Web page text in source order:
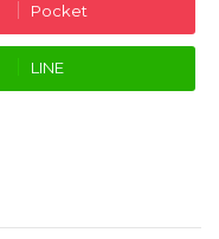
Pocket
LINE